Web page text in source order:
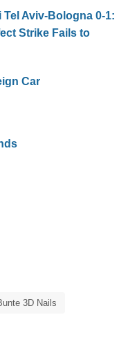
Tel Aviv-Bologna 0-1:
Strike Fails to
Car
3D Nails